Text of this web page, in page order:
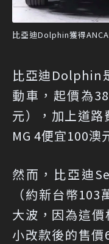
比亞迪Dolphin獲得
比亞迪Dolphin
動車，起價為
元），加上道路
MG 4便宜100澳
然而，比亞迪
（約新台幣
大波，因為這
小改款後的售